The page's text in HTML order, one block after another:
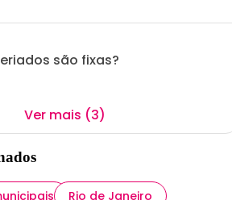
são fixas?
Ver mais (3)
Rio de Janeiro